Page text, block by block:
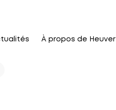
À propos de Heuver